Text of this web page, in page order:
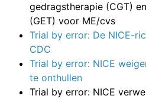
gedragstherapie (CGT)
(GET) voor ME/cvs
Trial by error: De NICE-
CDC
Trial by error: NICE
te onthullen
Trial by error: NICE